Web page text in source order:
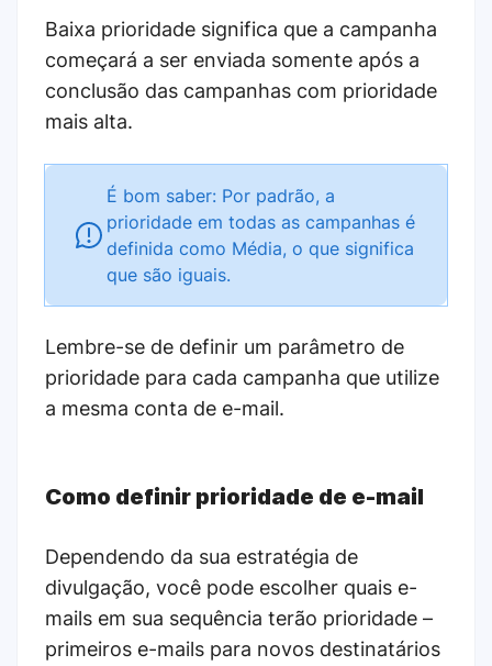
Baixa prioridade significa que a campanha
começará a ser enviada somente após a
conclusão das campanhas com prioridade
mais alta.
É bom saber: Por padrão, a
prioridade em todas as campanhas é
definida como Média, o que significa
que são iguais.
Lembre-se de definir um parâmetro de
prioridade para cada campanha que utilize
a mesma conta de e-mail.
Como definir prioridade de e-mail
Dependendo da sua estratégia de
divulgação, você pode escolher quais e-
mails em sua sequência terão prioridade –
primeiros e-mails para novos destinatários